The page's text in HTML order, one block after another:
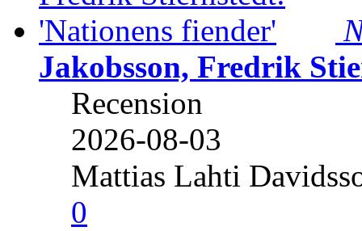
Jakobsson, Fredrik
Recension
2026-08-03
Mattias Lahti
0